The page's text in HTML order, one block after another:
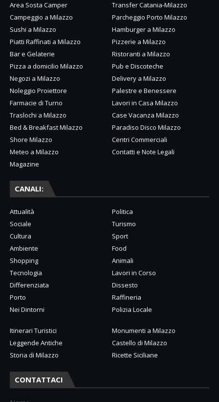
Area Sosta Camper
Transfer Catania-Milazzo
Campeggio a Milazzo
Parcheggio Porto Milazzo
Sushi a Milazzo
Hamburger a Milazzo
Piatti Raffinati a Milazzo
Pizzerie a Milazzo
Bar e Gelaterie
Ristoranti a Milazzo
Pizza a domicilio Milazzo
Pub e Discoteche
Negozi a Milazzo
Delivery a Milazzo
Noleggio Proiettore
Palestre e Benessere
Farmacie di Turno
Lavori in Casa Milazzo
Traslochi a Milazzo
Case Vacanza Milazzo
Bed & Breakfast Milazzo
Paradiso Disco Milazzo
Shore Milazzo
Centri Commerciali
Meteo a Milazzo
Contatti e Note Legali
Magazine
CANALI:
Attualità
Politica
Sociale
Turismo
Cultura
Sport
Ambiente
Food
Shopping
Animali
Tecnologia
Lavori in Corso
Differenziata
Dissesto
Porto
Raffineria
Nei Dintorni
Polizia Locale
Itinerari Turistici
Monumenti a Milazzo
Leggende Antiche
Castello di Milazzo
Storia di Milazzo
Ricette Siciliane
CONTATTACI